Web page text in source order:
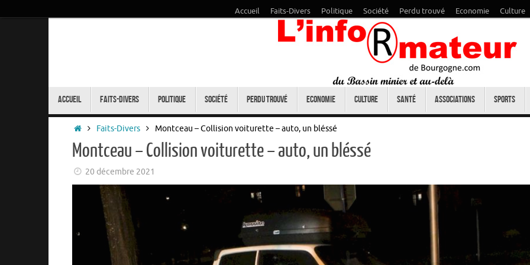
Accueil Faits-Divers Politique Société Perdu trouvé Economie Culture
Accueil Faits-Divers Politique Société Perdu trouvé Economie Culture Santé Associations Sports
Accueil
Faits-Divers Montceau – Collision voiturette – auto, un bléssé
Montceau – Collision voiturette – auto, un bléssé
20 décembre 2021